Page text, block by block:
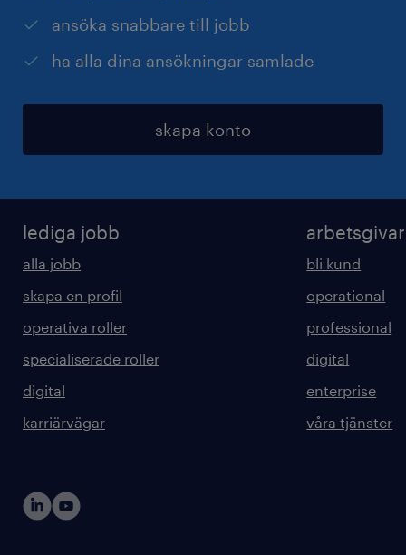
ansöka snabbare till jobb
ha alla dina ansökningar samlade
skapa konto
lediga jobb
alla jobb
skapa en profil
operativa roller
specialiserade roller
digital
karriärvägar
bli kund
operational
professional
digital
enterprise
våra tjänster